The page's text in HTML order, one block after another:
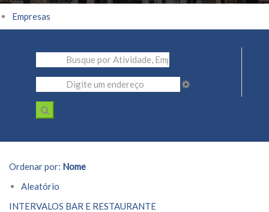
Empresas
Ordenar por: Nome
Aleatório
INTERVALOS BAR E RESTAURANTE